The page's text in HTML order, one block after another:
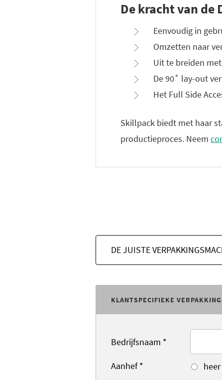
De kracht van de
Eenvoudig in
Omzetten naar
Uit te breiden
De 90˚ lay-out
Het Full Side
Skillpack biedt met haar
productieproces. Neem
DE JUISTE
KLANTSPECIFIEKE
Bedrijfsnaam *
Aanhef* heer